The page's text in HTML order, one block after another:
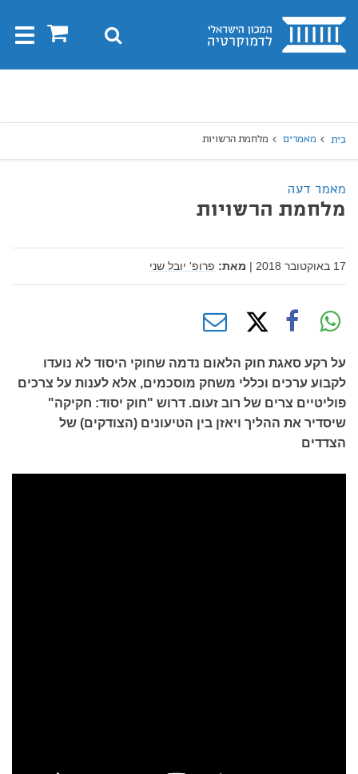
בית 0 חיפוש
בית מאמרים מלחמת הרשויות
מאמר דעה
מלחמת הרשויות
17 באוקטובר 2018 | מאת: פרופ' יובל שני
על רקע סאגת חוק הלאום נדמה שחוקי היסוד לא נועדו
לקבוע ערכים וכללי משחק מוסכמים, אלא לענות על צרכים
פוליטיים צרים של רוב זעום. דרוש "חוק יסוד: חקיקה"
שיסדיר את ההליך ויאזן בין הטיעונים (הצודקים) של
הצדדים